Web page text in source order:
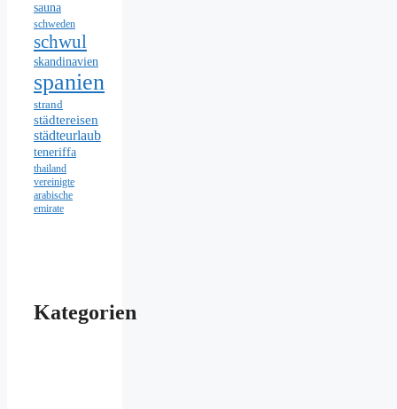
sauna
schweden
schwul
skandinavien
spanien
strand
städtereisen
städteurlaub
teneriffa
thailand
vereinigte
arabische
emirate
Kategorien